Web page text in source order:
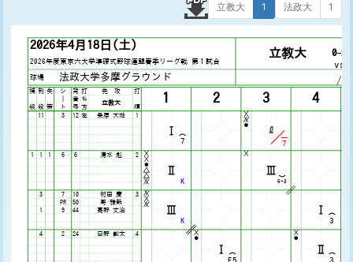
法政大 1
立教大 1